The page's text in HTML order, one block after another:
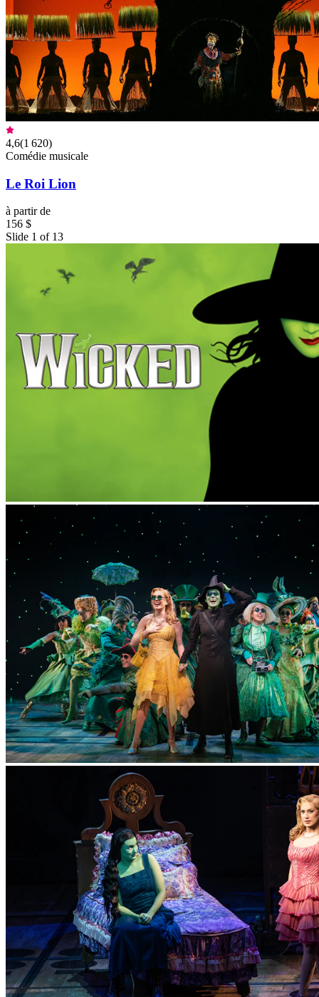
4,6(1 620)
Comédie musicale
Le Roi Lion
à partir de
156 $
Slide 1 of 13